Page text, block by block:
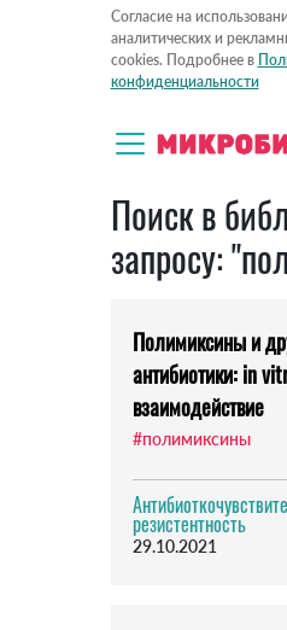
Согласие на
аналитических и
cookies. Подробнее в
конфиденциальности
Поиск в
запросу:
Полимиксины и
антибиотики: in
взаимодействие
#полимиксины
резистентность
29.10.2021